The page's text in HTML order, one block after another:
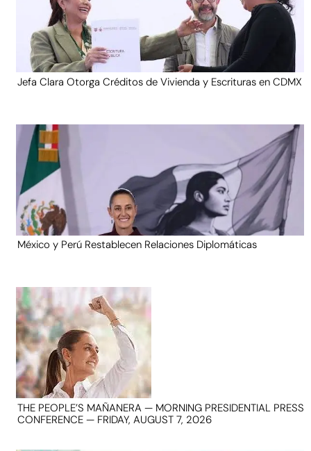
Jefa Clara Otorga Créditos de Vivienda y Escrituras en CDMX
México y Perú Restablecen Relaciones Diplomáticas
THE PEOPLE’S MAÑANERA — MORNING PRESIDENTIAL PRESS
CONFERENCE — FRIDAY, AUGUST 7, 2026